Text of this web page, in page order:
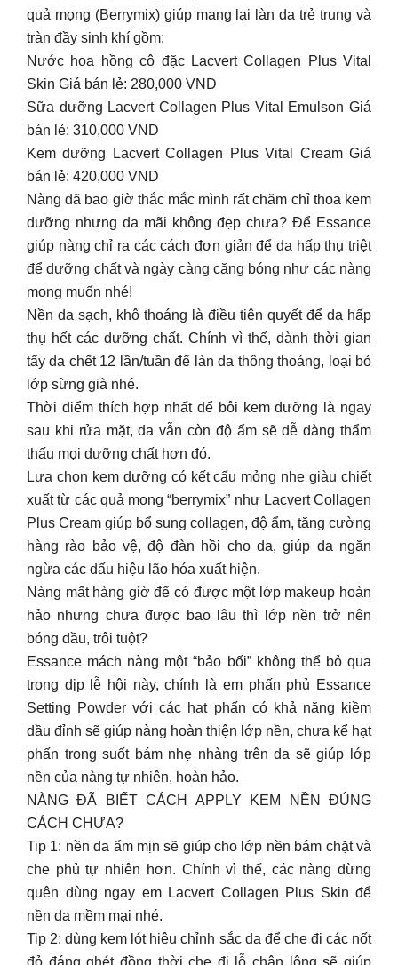
quả mọng (Berrymix) giúp mang lại làn da trẻ trung và
tràn đầy sinh khí gồm:
Nước hoa hồng cô đặc Lacvert Collagen Plus Vital
Skin Giá bán lẻ: 280,000 VND
Sữa dưỡng Lacvert Collagen Plus Vital Emulson Giá
bán lẻ: 310,000 VND
Kem dưỡng Lacvert Collagen Plus Vital Cream Giá
bán lẻ: 420,000 VND
Nàng đã bao giờ thắc mắc mình rất chăm chỉ thoa kem
dưỡng nhưng da mãi không đẹp chưa? Để Essance
giúp nàng chỉ ra các cách đơn giản để da hấp thụ triệt
để dưỡng chất và ngày càng căng bóng như các nàng
mong muốn nhé!
Nền da sạch, khô thoáng là điều tiên quyết để da hấp
thụ hết các dưỡng chất. Chính vì thế, dành thời gian
tẩy da chết 12 lần/tuần để làn da thông thoáng, loại bỏ
lớp sừng già nhé.
Thời điểm thích hợp nhất để bôi kem dưỡng là ngay
sau khi rửa mặt, da vẫn còn độ ẩm sẽ dễ dàng thẩm
thấu mọi dưỡng chất hơn đó.
Lựa chọn kem dưỡng có kết cấu mỏng nhẹ giàu chiết
xuất từ các quả mọng “berrymix” như Lacvert Collagen
Plus Cream giúp bổ sung collagen, độ ẩm, tăng cường
hàng rào bảo vệ, độ đàn hồi cho da, giúp da ngăn
ngừa các dấu hiệu lão hóa xuất hiện.
Nàng mất hàng giờ để có được một lớp makeup hoàn
hảo nhưng chưa được bao lâu thì lớp nền trở nên
bóng dầu, trôi tuột?
Essance mách nàng một “bảo bối” không thể bỏ qua
trong dịp lễ hội này, chính là em phấn phủ Essance
Setting Powder với các hạt phấn có khả năng kiềm
dầu đỉnh sẽ giúp nàng hoàn thiện lớp nền, chưa kể hạt
phấn trong suốt bám nhẹ nhàng trên da sẽ giúp lớp
nền của nàng tự nhiên, hoàn hảo.
NÀNG ĐÃ BIẾT CÁCH APPLY KEM NỀN ĐÚNG
CÁCH CHƯA?
Tip 1: nền da ẩm mịn sẽ giúp cho lớp nền bám chặt và
che phủ tự nhiên hơn. Chính vì thế, các nàng đừng
quên dùng ngay em Lacvert Collagen Plus Skin để
nền da mềm mại nhé.
Tip 2: dùng kem lót hiệu chỉnh sắc da để che đi các nốt
đỏ đáng ghét đồng thời che đi lỗ chân lông sẽ giúp